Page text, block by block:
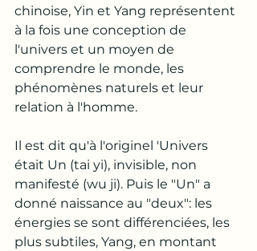
chinoise, Yin et Yang représentent
à la fois une conception de
l'univers et un moyen de
comprendre le monde, les
phénomènes naturels et leur
relation à l'homme.
Il est dit qu'à l'originel 'Univers
était Un (tai yi), invisible, non
manifesté (wu ji). Puis le "Un" a
donné naissance au "deux": les
énergies se sont différenciées, les
plus subtiles, Yang, en montant